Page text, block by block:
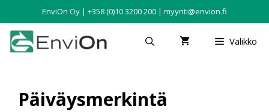
EnviOn Oy | +358 (0)10 3200 200 | myynti@envion.fi
Valikko
Päiväysmerkintä